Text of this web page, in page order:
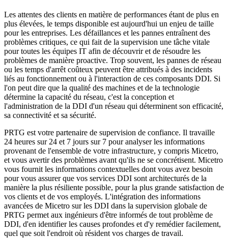
Les attentes des clients en matière de performances étant de plus en
plus élevées, le temps disponible est aujourd'hui un enjeu de taille
pour les entreprises. Les défaillances et les pannes entraînent des
problèmes critiques, ce qui fait de la supervision une tâche vitale
pour toutes les équipes IT afin de découvrir et de résoudre les
problèmes de manière proactive. Trop souvent, les pannes de réseau
ou les temps d'arrêt coûteux peuvent être attribués à des incidents
liés au fonctionnement ou à l'interaction de ces composants DDI. Si
l'on peut dire que la qualité des machines et de la technologie
détermine la capacité du réseau, c'est la conception et
l'administration de la DDI d'un réseau qui déterminent son efficacité,
sa connectivité et sa sécurité.
PRTG est votre partenaire de supervision de confiance. Il travaille
24 heures sur 24 et 7 jours sur 7 pour analyser les informations
provenant de l'ensemble de votre infrastructure, y compris Micetro,
et vous avertir des problèmes avant qu'ils ne se concrétisent. Micetro
vous fournit les informations contextuelles dont vous avez besoin
pour vous assurer que vos services DDI sont architecturés de la
manière la plus résiliente possible, pour la plus grande satisfaction de
vos clients et de vos employés. L'intégration des informations
avancées de Micetro sur les DDI dans la supervision globale de
PRTG permet aux ingénieurs d'être informés de tout problème de
DDI, d'en identifier les causes profondes et d'y remédier facilement,
quel que soit l'endroit où résident vos charges de travail.